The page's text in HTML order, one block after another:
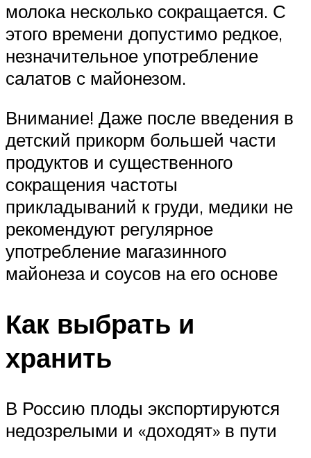
молока несколько сокращается. С
этого времени допустимо редкое,
незначительное употребление
салатов с майонезом.
Внимание! Даже после введения в
детский прикорм большей части
продуктов и существенного
сокращения частоты
прикладываний к груди, медики не
рекомендуют регулярное
употребление магазинного
майонеза и соусов на его основе
Как выбрать и
хранить
В Россию плоды экспортируются
недозрелыми и «доходят» в пути